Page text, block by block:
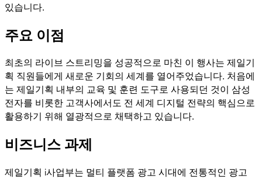
있습니다.
주요 이점
최초의 라이브 스트리밍을 성공적으로 마친 이 행사는 제일기
획 직원들에게 새로운 기회의 세계를 열어주었습니다. 처음에
는 제일기획 내부의 교육 및 훈련 도구로 사용되던 것이 삼성
전자를 비롯한 고객사에서도 전 세계 디지털 전략의 핵심으로
활용하기 위해 열광적으로 채택하고 있습니다.
비즈니스 과제
제일기획 i사업부는 멀티 플랫폼 광고 시대에 전통적인 광고